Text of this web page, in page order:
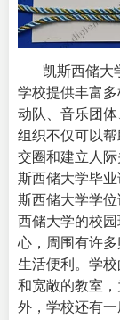
凯斯西储大学
学校提供丰富
动队、音乐团
组织不仅可以
交圈和建立人
斯西储大学毕
斯西储大学学位
西储大学的校
心，周围有许
生活便利。学
和宽敞的教室
外，学校还有